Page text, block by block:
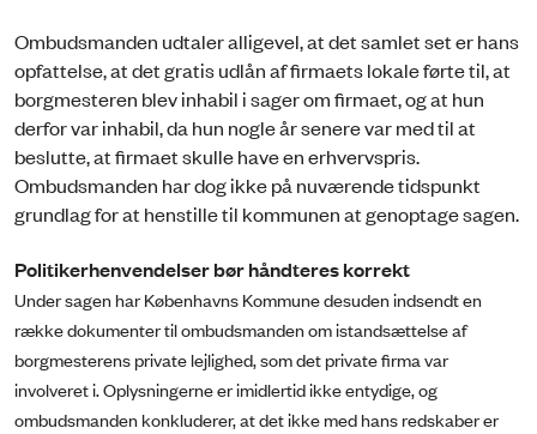
Ombudsmanden udtaler alligevel, at det samlet set er hans
opfattelse, at det gratis udlån af firmaets lokale førte til, at
borgmesteren blev inhabil i sager om firmaet, og at hun
derfor var inhabil, da hun nogle år senere var med til at
beslutte, at firmaet skulle have en erhvervspris.
Ombudsmanden har dog ikke på nuværende tidspunkt
grundlag for at henstille til kommunen at genoptage sagen.
Politikerhenvendelser bør håndteres korrekt
Under sagen har Københavns Kommune desuden indsendt en
række dokumenter til ombudsmanden om istandsættelse af
borgmesterens private lejlighed, som det private firma var
involveret i. Oplysningerne er imidlertid ikke entydige, og
ombudsmanden konkluderer, at det ikke med hans redskaber er